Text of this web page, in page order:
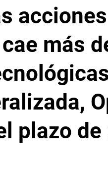
más
plazo de